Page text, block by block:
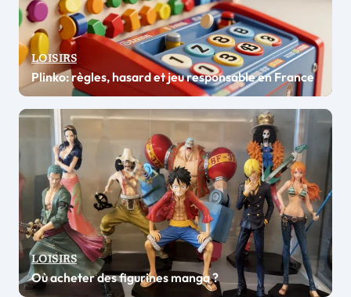
LOISIRS
Plinko: règles, hasard et jeu responsable en France
LOISIRS
Où acheter des figurines manga ?